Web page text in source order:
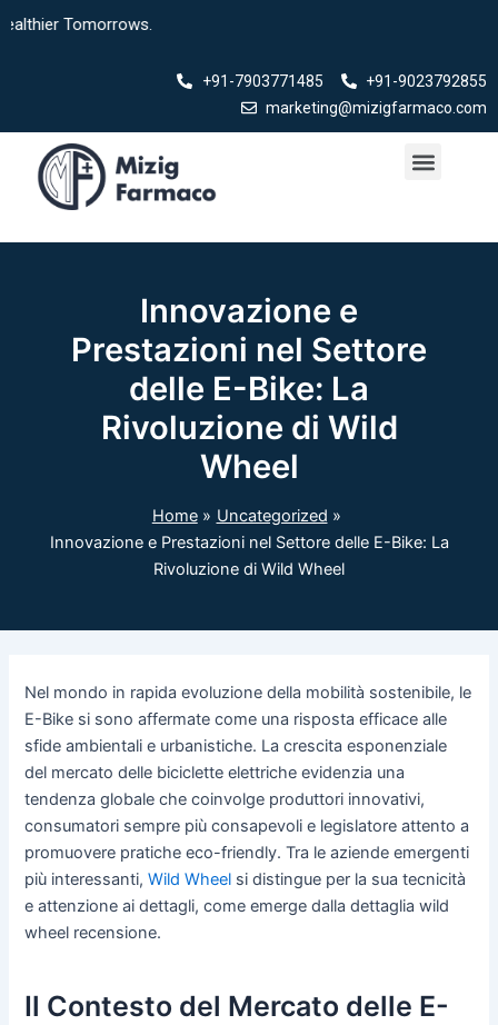
Tomorrows.
+91-7903771485
+91-9023792855
marketing@mizigfarmaco.com
Menu
Innovazione e
Prestazioni nel Settore
delle E-Bike: La
Rivoluzione di Wild
Wheel
Home
Uncategorized
Innovazione e Prestazioni nel Settore delle E-Bike: La
Rivoluzione di Wild Wheel
Nel mondo in rapida evoluzione della mobilità sostenibile, le
E-Bike si sono affermate come una risposta efficace alle
sfide ambientali e urbanistiche. La crescita esponenziale
del mercato delle biciclette elettriche evidenzia una
tendenza globale che coinvolge produttori innovativi,
consumatori sempre più consapevoli e legislatore attento a
promuovere pratiche eco-friendly. Tra le aziende emergenti
più interessanti,Wild Wheel si distingue per la sua tecnicità
e attenzione ai dettagli, come emerge dalla dettaglia wild
wheel recensione.
Il Contesto del Mercato delle E-